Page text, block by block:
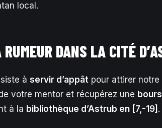
local.
RUMEUR DANS LA CITÉ
à servir d’appât pour attirer
votre mentor et récupérez une
à la bibliothèque d’Astrub en [7,-19] .